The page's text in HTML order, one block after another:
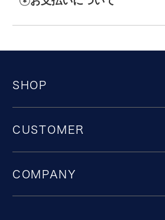
SHOP
CUSTOMER
COMPANY